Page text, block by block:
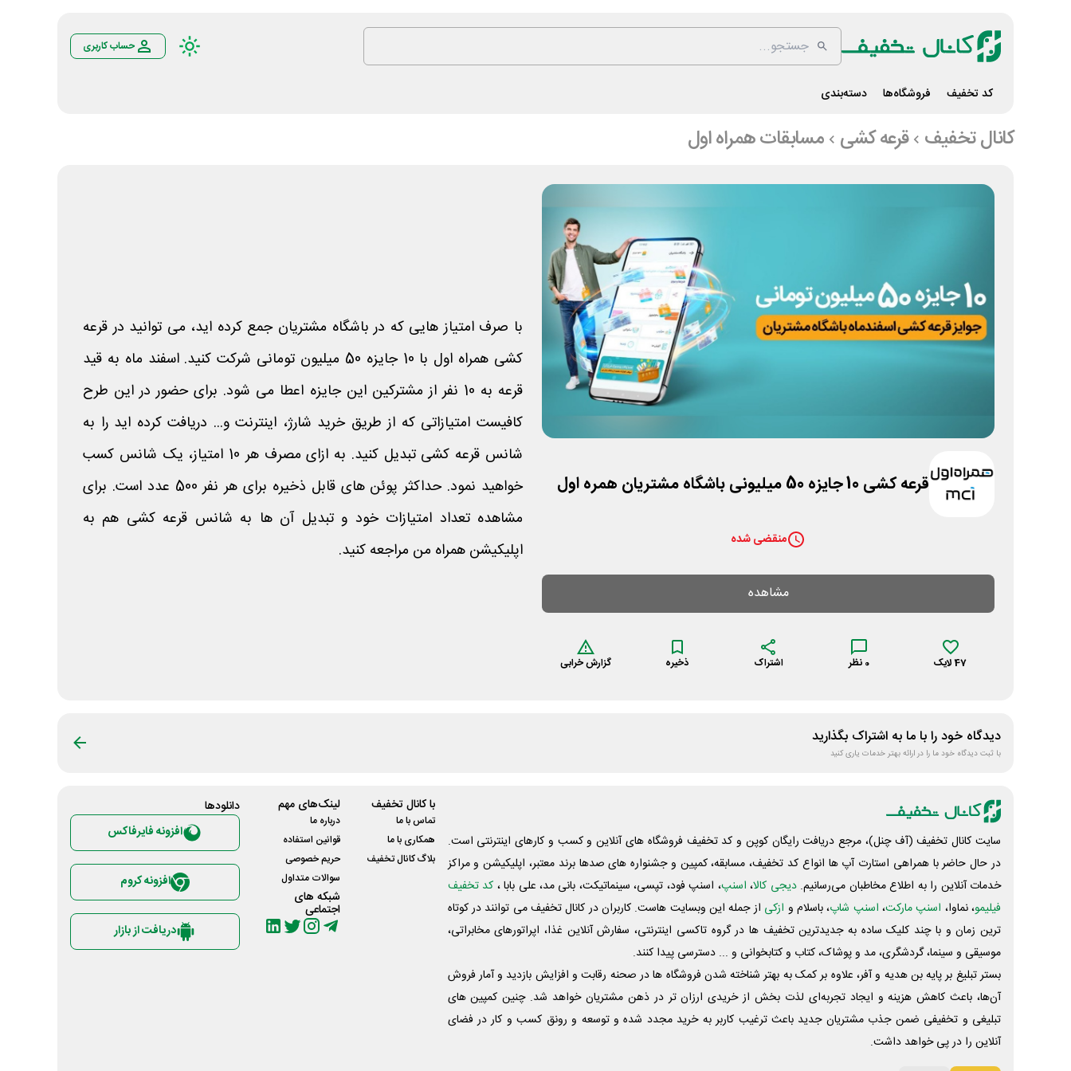
حساب کاربری
کد تخفیف فروشگاه‌ها دسته‌بندی
کانال تخفیف قرعه کشی مسابقات همراه اول
قرعه کشی 10 جایزه 50 میلیونی باشگاه مشتریان همره اول
منقضی شده
مشاهده
47لایک 0 نظر اشتراک ذخیره گزارش خرابی
با صرف امتیاز هایی که در باشگاه مشتریان جمع کرده اید، می توانید در قرعه
کشی همراه اول با 10 جایزه 50 میلیون تومانی شرکت کنید. اسفند ماه به قید
قرعه به 10 نفر از مشترکین این جایزه اعطا می شود. برای حضور در این طرح
کافیست امتیازاتی که از طریق خرید شارژ، اینترنت و... دریافت کرده اید را به
شانس قرعه کشی تبدیل کنید. به ازای مصرف هر 10 امتیاز، یک شانس کسب
خواهید نمود. حداکثر پوئن های قابل ذخیره برای هر نفر 500 عدد است. برای
مشاهده تعداد امتیازات خود و تبدیل آن ها به شانس قرعه کشی هم به
اپلیکیشن همراه من مراجعه کنید.
دیدگاه خود را با ما به اشتراک بگذارید
با ثبت دیدگاه خود ما را در ارائه بهتر خدمات یاری کنید
سایت کانال تخفیف (آف چنل)، مرجع دریافت رایگان کوپن و کد تخفیف فروشگاه های آنلاین و کسب و‌ کارهای اینترنتی است.
در حال حاضر با همراهی استارت آپ ها انواع کد تخفیف، مسابقه، کمپین و جشنواره های صدها برند معتبر، اپلیکیشن و مراکز
خدمات آنلاین را به اطلاع مخاطبان می‌رسانیم. دیجی کالا، اسنپ، اسنپ فود، تپسی، سینماتیکت، بانی مد، علی‌ بابا ، کد تخفیف
فیلیمو، نماوا، اسنپ مارکت، اسنپ شاپ، باسلام و ازکی از جمله این وبسایت ‌هاست. کاربران در کانال تخفیف می توانند در کوتاه
ترین زمان و با چند کلیک ساده به جدیدترین تخفیف ها در گروه تاکسی اینترنتی، سفارش آنلاین غذا، اپراتورهای مخابراتی،
موسیقی و سینما، گردشگری، مد و پوشاک، کتاب و کتابخوانی و ... دسترسی پیدا کنند.
بستر تبلیغ بر پایه بن هدیه و آفر، علاوه بر کمک به بهتر شناخته شدن فروشگاه ها در صحنه رقابت و افزایش بازدید و آمار فروش
آن‌ها، باعث کاهش هزینه و ایجاد تجربه‌ای لذت بخش از خریدی ارزان تر در ذهن مشتریان خواهد شد. چنین کمپین های
تبلیغی و تخفیفی ضمن جذب مشتریان جدید باعث ترغیب کاربر به خرید مجدد شده و توسعه و رونق کسب و کار در فضای
آنلاین را در پی خواهد داشت.
با کانال تخفیف
تماس با ما
همکاری با ما
بلاگ کانال تخفیف
لینک‌های مهم
درباره ما
قوانین استفاده
حریم خصوصی
سوالات متداول
شبکه های
اجتماعی
دانلود‌ها
افزونه فایرفاکس
افزونه کروم
دریافت از بازار